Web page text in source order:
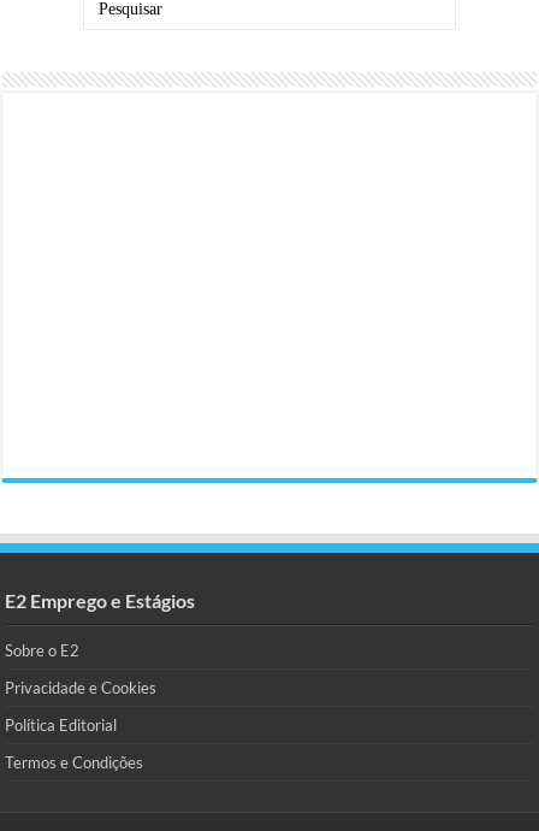
E2 Emprego e Estágios
Sobre o E2
Privacidade e Cookies
Política Editorial
Termos e Condições